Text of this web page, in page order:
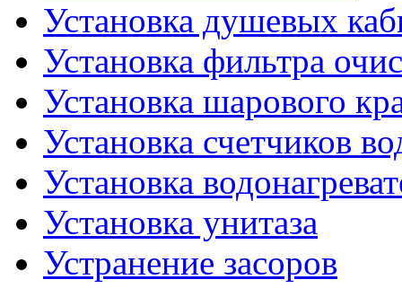
Установка душевых
Установка фильтра
Установка шарового
Установка счетчиков
Установка
Установка унитаза
Устранение засоров